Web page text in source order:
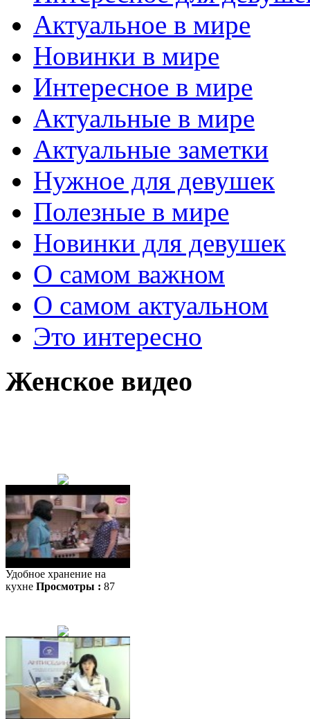
Актуальное в мире
Новинки в мире
Интересное в мире
Актуальные в мире
Актуальные заметки
Нужное для девушек
Полезные в мире
Новинки для девушек
О самом важном
О самом актуальном
Это интересно
Женское видео
Удобное хранение на
кухне Просмотры : 87